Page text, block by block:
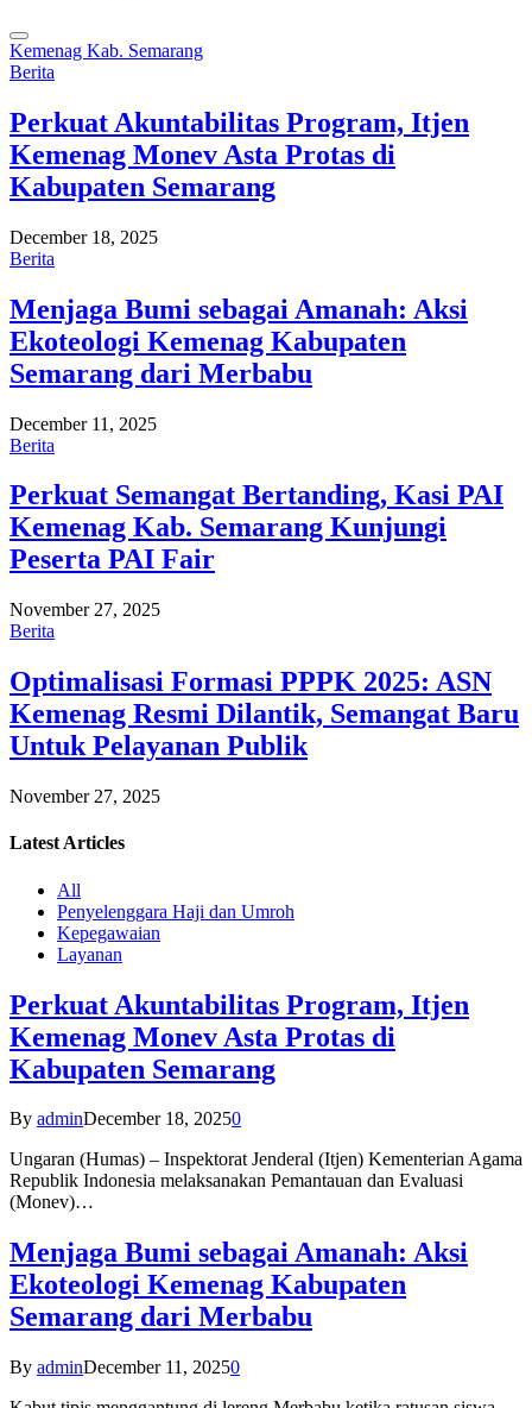
Kemenag Kab. Semarang
Berita
Perkuat Akuntabilitas Program, Itjen
Kemenag Monev Asta Protas di
Kabupaten Semarang
December 18, 2025
Berita
Menjaga Bumi sebagai Amanah: Aksi
Ekoteologi Kemenag Kabupaten
Semarang dari Merbabu
December 11, 2025
Berita
Perkuat Semangat Bertanding, Kasi PAI
Kemenag Kab. Semarang Kunjungi
Peserta PAI Fair
November 27, 2025
Berita
Optimalisasi Formasi PPPK 2025: ASN
Kemenag Resmi Dilantik, Semangat Baru
Untuk Pelayanan Publik
November 27, 2025
Latest Articles
All
Penyelenggara Haji dan Umroh
Kepegawaian
Layanan
Perkuat Akuntabilitas Program, Itjen
Kemenag Monev Asta Protas di
Kabupaten Semarang
By adminDecember 18, 20250
Ungaran (Humas) – Inspektorat Jenderal (Itjen) Kementerian Agama
Republik Indonesia melaksanakan Pemantauan dan Evaluasi
(Monev)…
Menjaga Bumi sebagai Amanah: Aksi
Ekoteologi Kemenag Kabupaten
Semarang dari Merbabu
By adminDecember 11, 20250